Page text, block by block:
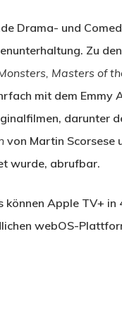
Drama- und
Zu
Masters of
mit dem Emmy
darunter
von Martin Scorsese
wurde, abrufbar.
können Apple TV+
webOS-